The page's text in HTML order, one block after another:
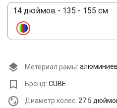
14 дюймов - 135 - 155 см
Метериал рамы:
Бренд: CUBE
Диаметр колес: 27.5